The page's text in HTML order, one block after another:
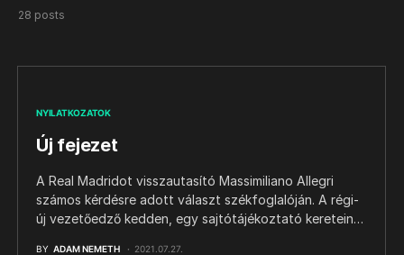
28 posts
NYILATKOZATOK
Új fejezet
A Real Madridot visszautasító Massimiliano Allegri
számos kérdésre adott választ székfoglalóján. A régi-
új vezetőedző kedden, egy sajtótájékoztató keretein…
BY ADAM NEMETH 2021.07.27.